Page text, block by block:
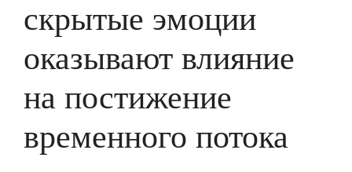
скрытые эмоции
оказывают влияние
на постижение
временного потока